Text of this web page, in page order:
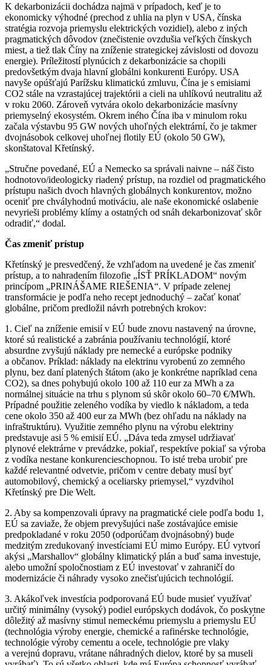
K dekarbonizácii dochádza najmä v prípadoch, keď je to
ekonomicky výhodné (prechod z uhlia na plyn v USA, čínska
stratégia rozvoja priemyslu elektrických vozidiel), alebo z iných
pragmatických dôvodov (znečistenie ovzdušia veľkých čínskych
miest, a tiež tlak Číny na zníženie strategickej závislosti od dovozu
energie). Príležitostí plynúcich z dekarbonizácie sa chopili
predovšetkým dvaja hlavní globálni konkurenti Európy. USA
navyše opúšťajú Parížsku klimatickú zmluvu, Čína je s emisiami
CO2 stále na vzrastajúcej trajektórii a cieli na uhlíkovú neutralitu až
v roku 2060. Zároveň vytvára okolo dekarbonizácie masívny
priemyselný ekosystém. Okrem iného Čína iba v minulom roku
začala výstavbu 95 GW nových uhoľných elektrární, čo je takmer
dvojnásobok celkovej uhoľnej flotily EÚ (okolo 50 GW),
skonštatoval Křetínský.
„Stručne povedané, EÚ a Nemecko sa správali naivne – náš čisto
hodnotovo/ideologicky riadený prístup, na rozdiel od pragmatického
prístupu našich dvoch hlavných globálnych konkurentov, možno
oceniť pre chvályhodnú motiváciu, ale naše ekonomické oslabenie
nevyrieši problémy klímy a ostatných od snáh dekarbonizovať skôr
odradiť,“ dodal.
Čas zmeniť prístup
Křetínský je presvedčený, že vzhľadom na uvedené je čas zmeniť
prístup, a to nahradením filozofie „ÍSŤ PRÍKLADOM“ novým
princípom „PRINÁŠAME RIEŠENIA“. V prípade zelenej
transformácie je podľa neho recept jednoduchý – začať konať
globálne, pričom predložil návrh potrebných krokov:
1. Cieľ na zníženie emisií v EÚ bude znovu nastavený na úrovne,
ktoré sú realistické a zabránia používaniu technológií, ktoré
absurdne zvyšujú náklady pre nemecké a európske podniky
a občanov. Príklad: náklady na elektrinu vyrobenú zo zemného
plynu, bez daní platených štátom (ako je konkrétne napríklad cena
CO2), sa dnes pohybujú okolo 100 až 110 eur za MWh a za
normálnej situácie na trhu s plynom sú skôr okolo 60–⁠⁠⁠⁠⁠⁠70 €/MWh.
Prípadné použitie zeleného vodíka by viedlo k nákladom, a teda
cene okolo 350 až 400 eur za MWh (bez ohľadu na náklady na
infraštruktúru). Využitie zemného plynu na výrobu elektriny
predstavuje asi 5 % emisií EÚ. „Dáva teda zmysel udržiavať
plynové elektrárne v prevádzke, pokiaľ, respektíve pokiaľ sa výroba
z vodíka nestane konkurencieschopnou. To isté treba urobiť pre
každé relevantné odvetvie, pričom v centre debaty musí byť
automobilový, chemický a oceliarsky priemysel,“ vyzdvihol
Křetínský pre Die Welt.
2. Aby sa kompenzovali úpravy na pragmatické ciele podľa bodu 1,
EÚ sa zaviaže, že objem prevyšujúci naše zostávajúce emisie
predpokladané v roku 2050 (odporúčam dvojnásobný) bude
medzitým zredukovaný investíciami EÚ mimo Európy. EÚ vytvorí
akýsi „Marshallov“ globálny klimatický plán a buď sama investuje,
alebo umožní spoločnostiam z EÚ investovať v zahraničí do
modernizácie či náhrady vysoko znečisťujúcich technológií.
3. Akákoľvek investícia podporovaná EÚ bude musieť využívať
určitý minimálny (vysoký) podiel európskych dodávok, čo poskytne
dôležitý až masívny stimul nemeckému priemyslu a priemyslu EÚ
(technológia výroby energie, chemické a rafinérske technológie,
technológie výroby cementu a ocele, technológie pre vlaky
a verejnú dopravu, vrátane náhradných dielov, ktoré by sa museli